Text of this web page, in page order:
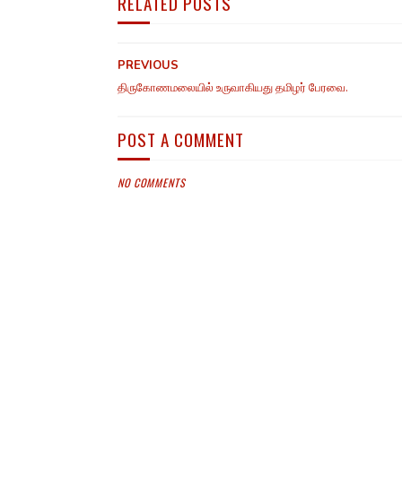
PREVIOUS
திருகோணமலையில் உருவாகியது தமிழர் பேரவை.
POST A COMMENT
NO COMMENTS